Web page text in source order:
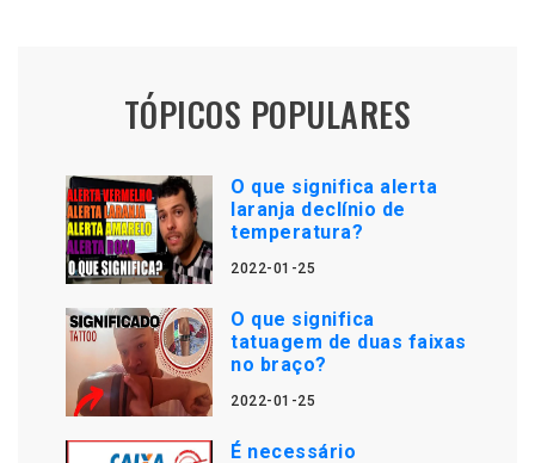
TÓPICOS POPULARES
O que significa alerta
laranja declínio de
temperatura?
2022-01-25
O que significa
tatuagem de duas faixas
no braço?
2022-01-25
É necessário